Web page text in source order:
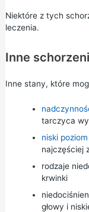
Niektóre z tych
leczenia.
Inne
Inne stany, które
tarczyca
niski
najczęściej
rodzaje
krwinki
głowy i